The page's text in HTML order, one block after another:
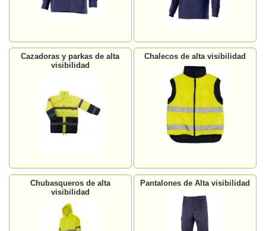
Cazadoras y parkas de alta
visibilidad
Chalecos de alta visibilidad
Chubasqueros de alta
visibilidad
Pantalones de Alta visibilidad